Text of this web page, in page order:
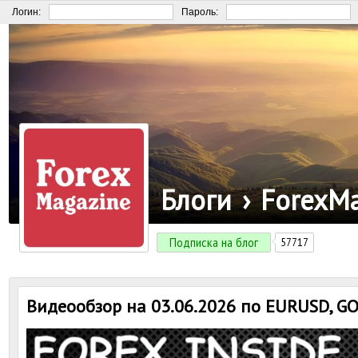
Логин: Пароль:
Блоги ›
Подписка на блог 57717
Видеообзор на 03.06.2026 по EURUSD,